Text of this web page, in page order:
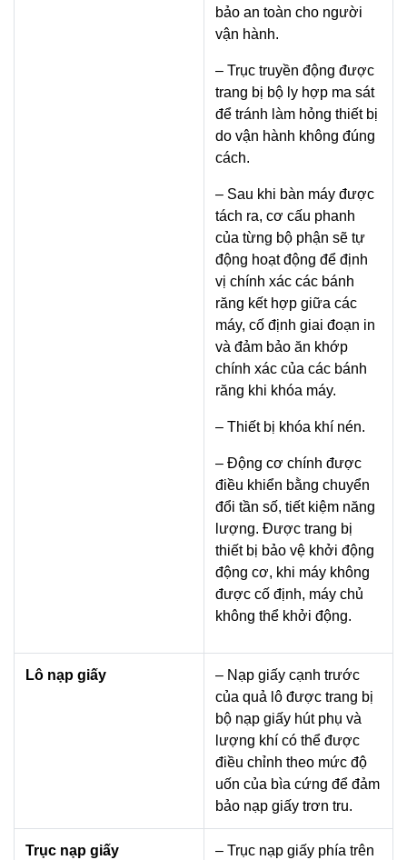
bảo an toàn cho người
vận hành.
– Trục truyền động được
trang bị bộ ly hợp ma sát
để tránh làm hỏng thiết bị
do vận hành không đúng
cách.
– Sau khi bàn máy được
tách ra, cơ cấu phanh
của từng bộ phận sẽ tự
động hoạt động để định
vị chính xác các bánh
răng kết hợp giữa các
máy, cố định giai đoạn in
và đảm bảo ăn khớp
chính xác của các bánh
răng khi khóa máy.
– Thiết bị khóa khí nén.
– Động cơ chính được
điều khiển bằng chuyển
đổi tần số, tiết kiệm năng
lượng. Được trang bị
thiết bị bảo vệ khởi động
động cơ, khi máy không
được cố định, máy chủ
không thể khởi động.
Lô nạp giấy
– Nạp giấy cạnh trước
của quả lô được trang bị
bộ nạp giấy hút phụ và
lượng khí có thể được
điều chỉnh theo mức độ
uốn của bìa cứng để đảm
bảo nạp giấy trơn tru.
Trục nạp giấy
– Trục nạp giấy phía trên